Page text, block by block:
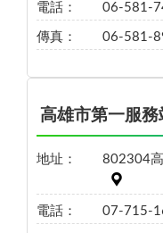
電話： 06-581-
傳真： 06-581-
高雄市第一服務
地址： 802304
電話： 07-715-